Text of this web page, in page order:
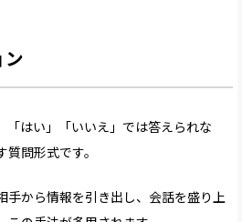
ン
「はい」「いいえ」では答えられな
問形式です。
手から情報を引き出し、会話を盛り上